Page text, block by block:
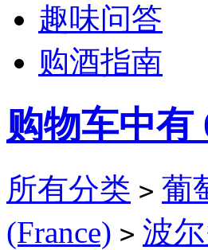
趣味问答
购酒指南
购物车中有
所有分类 > 葡
(France) > 波